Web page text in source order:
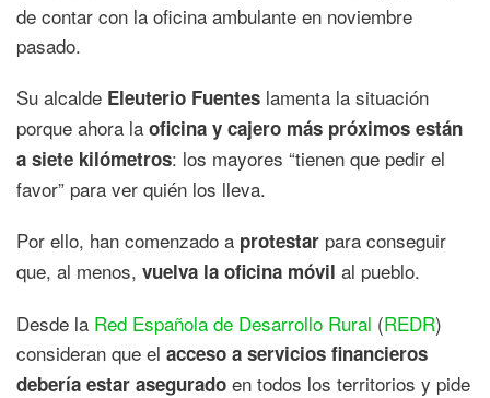
de contar con la oficina ambulante en noviembre
pasado.
Su alcalde Eleuterio Fuentes lamenta la situación
porque ahora la oficina y cajero más próximos están
a siete kilómetros: los mayores “tienen que pedir el
favor” para ver quién los lleva.
Por ello, han comenzado a protestar para conseguir
que, al menos, vuelva la oficina móvil al pueblo.
Desde la Red Española de Desarrollo Rural (REDR)
consideran que el acceso a servicios financieros
debería estar asegurado en todos los territorios y pide